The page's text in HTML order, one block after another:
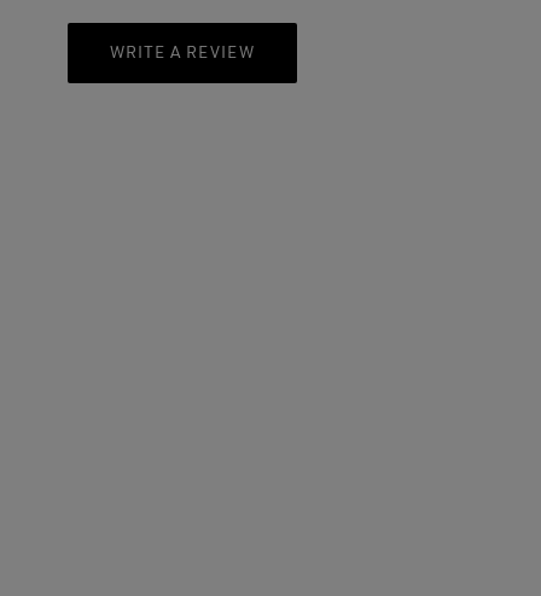
WRITE A REVIEW